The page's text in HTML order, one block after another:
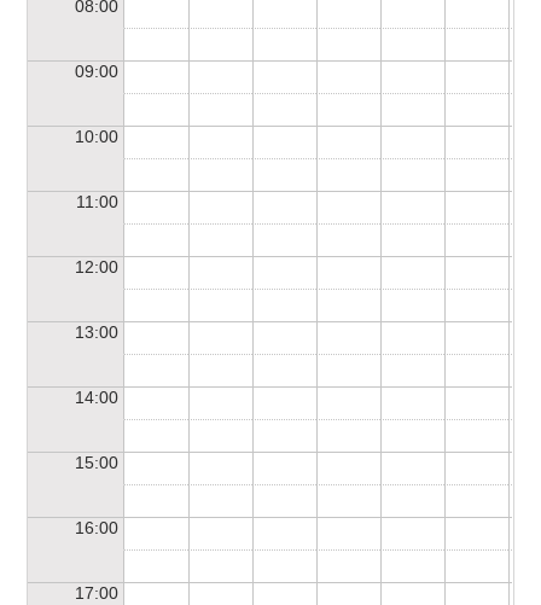
08:00
09:00
10:00
11:00
12:00
13:00
14:00
15:00
16:00
17:00